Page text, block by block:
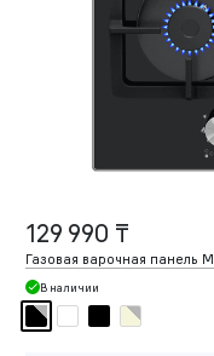
129 990 ₸
Газовая варочная панель
В наличии